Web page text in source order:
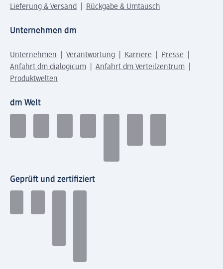
Lieferung & Versand
Rückgabe & Umtausch
Unternehmen dm
Unternehmen Verantwortung Karriere
Presse
Anfahrt dm dialogicum
Anfahrt dm Verteilzentrum
Produktwelten
dm Welt
Geprüft und zertifiziert